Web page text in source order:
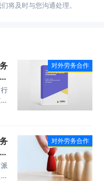
将及时与您沟通处理。
对外劳务合作
对外劳务合作